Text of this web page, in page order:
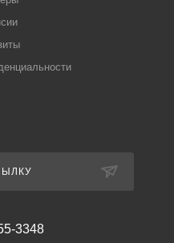
3348